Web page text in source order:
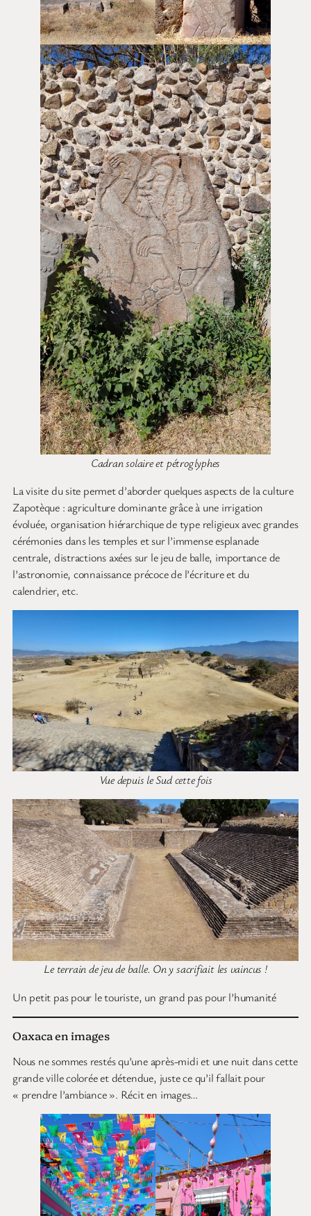
Cadran solaire et pétroglyphes
La visite du site permet d’aborder quelques aspects de la culture
Zapotèque : agriculture dominante grâce à une irrigation
évoluée, organisation hiérarchique de type religieux avec grandes
cérémonies dans les temples et sur l’immense esplanade
centrale, distractions axées sur le jeu de balle, importance de
l’astronomie, connaissance précoce de l’écriture et du
calendrier, etc.
Vue depuis le Sud cette fois
Le terrain de jeu de balle. On y sacrifiait les vaincus !
Un petit pas pour le touriste, un grand pas pour l’humanité
Oaxaca en images
Nous ne sommes restés qu’une après-midi et une nuit dans cette
grande ville colorée et détendue, juste ce qu’il fallait pour
« prendre l’ambiance ». Récit en images…